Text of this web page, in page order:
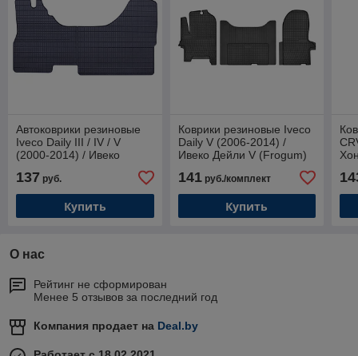
Автоковрики резиновые
Iveco Daily III / IV / V
(2000-2014) / Ивеко
137 руб.
Купить
Коврики резиновые Iveco
Daily V (2006-2014) /
Ивеко Дейли V (Frogum)
141руб./комплект
Купить
О нас
Рейтинг не сформирован
Менее 5 отзывов за последний год
Компания продает на Deal.by